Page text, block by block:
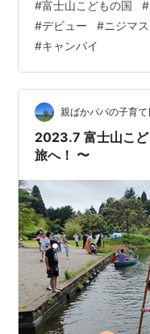
#富士山こどもの国 #
#デビュー #ニジマス
#キャンパイ
親ばかパパの子育て
2023.7 富士山こ
旅へ！ 〜